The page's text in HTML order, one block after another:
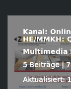
Kanal:
HE/MMKH:
OER
Multimedia
5 Beiträge |
Aktualisiert: